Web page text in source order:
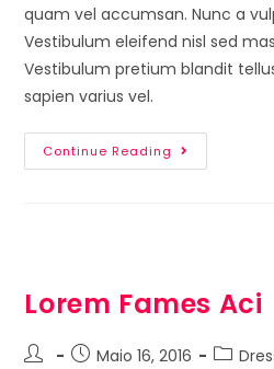
quam vel accumsan. Nunc a
Vestibulum eleifend nisl sed
Vestibulum pretium blandit
sapien varius vel.
Continue Reading
Lorem Fames Aci
Maio 16, 2016